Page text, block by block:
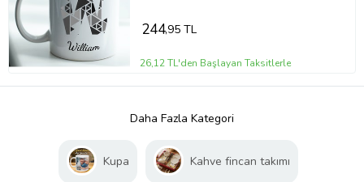
244,95 TL
26,12 TL'den Başlayan Taksitlerle
Daha Fazla Kategori
Kupa Kahve fincan takımı